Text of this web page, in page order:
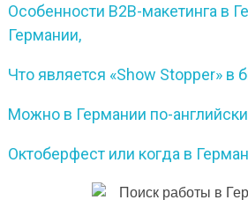
Особенности В2В-макетинга в
Германии,
Что является «Show Stоpper» в
Можно в Германии по-
Октоберфест или когда в